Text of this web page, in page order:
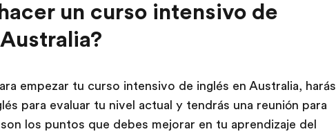
un curso intensivo de
empezar tu curso intensivo de inglés en Australia, harás
para evaluar tu nivel actual y tendrás una reunión para
los puntos que debes mejorar en tu aprendizaje del